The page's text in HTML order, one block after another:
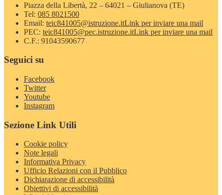
Piazza della Libertà, 22 – 64021 – Giulianova (TE)
Tel: 085 8021500
Email: teic841005@istruzione.itLink per inviare una mail
PEC: teic841005@pec.istruzione.itLink per inviare una mail
C.F.: 91043590677
Seguici su
Facebook
Twitter
Youtube
Instagram
Sezione Link Utili
Cookie policy
Note legali
Informativa Privacy
Ufficio Relazioni con il Pubblico
Dichiarazione di accessibilità
Obiettivi di accessibilità